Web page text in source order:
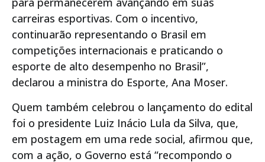
carreiras esportivas. Com o incentivo,
continuarão representando o Brasil em
competições internacionais e praticando o
esporte de alto desempenho no Brasil”,
declarou a ministra do Esporte, Ana Moser.
Quem também celebrou o lançamento do edital
foi o presidente Luiz Inácio Lula da Silva, que,
em postagem em uma rede social, afirmou que,
com a ação, o Governo está “recompondo o